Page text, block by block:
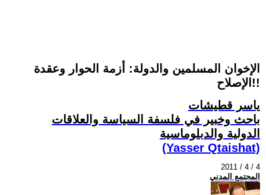
الإخوان المسلمين والدولة: أزمة الحوار وعقدة
الإصلاح!!
ياسر قطيشات
باحث وخبير في فلسفة السياسة والعلاقات
الدولية والدبلوماسية
(Yasser Qtaishat)
2011 / 4 / 4
المجتمع المدني